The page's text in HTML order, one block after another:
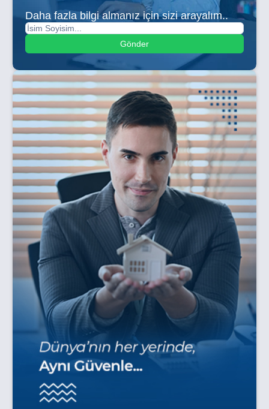
Daha fazla bilgi almanız için sizi arayalım..
Gönder